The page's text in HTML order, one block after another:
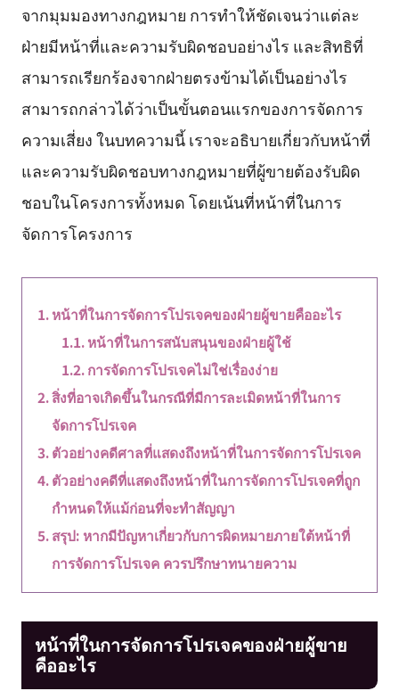
จากมุมมองทางกฎหมาย การทำให้ชัดเจนว่าแต่ละ
ฝ่ายมีหน้าที่และความรับผิดชอบอย่างไร และสิทธิที่
สามารถเรียกร้องจากฝ่ายตรงข้ามได้เป็นอย่างไร
สามารถกล่าวได้ว่าเป็นขั้นตอนแรกของการจัดการ
ความเสี่ยง ในบทความนี้ เราจะอธิบายเกี่ยวกับหน้าที่
และความรับผิดชอบทางกฎหมายที่ผู้ขายต้องรับผิด
ชอบในโครงการทั้งหมด โดยเน้นที่หน้าที่ในการ
จัดการโครงการ
หน้าที่ในการจัดการโปรเจคของฝ่ายผู้ขายคืออะไร
หน้าที่ในการสนับสนุนของฝ่ายผู้ใช้
การจัดการโปรเจคไม่ใช่เรื่องง่าย
สิ่งที่อาจเกิดขึ้นในกรณีที่มีการละเมิดหน้าที่ในการ
จัดการโปรเจค
ตัวอย่างคดีศาลที่แสดงถึงหน้าที่ในการจัดการโปรเจค
ตัวอย่างคดีที่แสดงถึงหน้าที่ในการจัดการโปรเจคที่ถูก
กำหนดให้แม้ก่อนที่จะทำสัญญา
สรุป: หากมีปัญหาเกี่ยวกับการผิดหมายภายใต้หน้าที่
การจัดการโปรเจค ควรปรึกษาทนายความ
หน้าที่ในการจัดการโปรเจคของฝ่ายผู้ขาย
คืออะไร